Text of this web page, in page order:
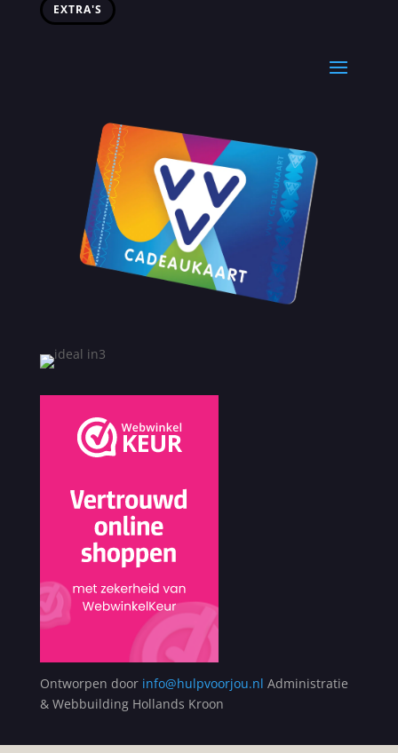
EXTRA'S
Ontworpen door info@hulpvoorjou.nl Administratie
& Webbuilding Hollands Kroon